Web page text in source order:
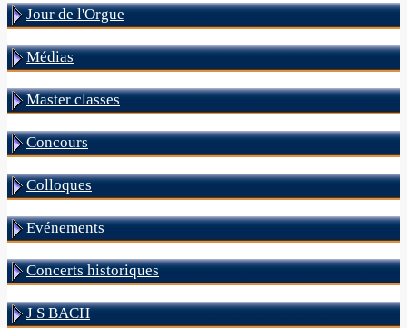
Jour de l'Orgue
Médias
Master classes
Concours
Colloques
Evénements
Concerts historiques
J S BACH